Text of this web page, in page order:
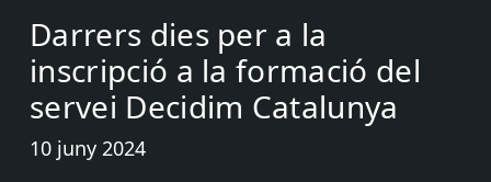
Darrers dies per a la
inscripció a la formació del
servei Decidim Catalunya
10 juny 2024